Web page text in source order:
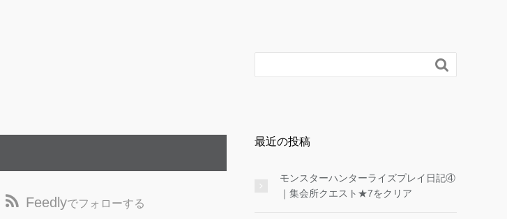
Feedlyでフォローする

最近の投稿
モンスターハンターライズプレイ日記④
｜集会所クエスト★7をクリア